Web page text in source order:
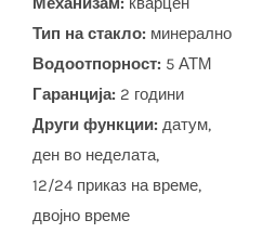
Тип на стакло: минерално
Водоотпорност: 5 АТМ
Гаранција: 2 години
Други функции: датум,
ден во неделата,
12/24 приказ на време,
двојно време